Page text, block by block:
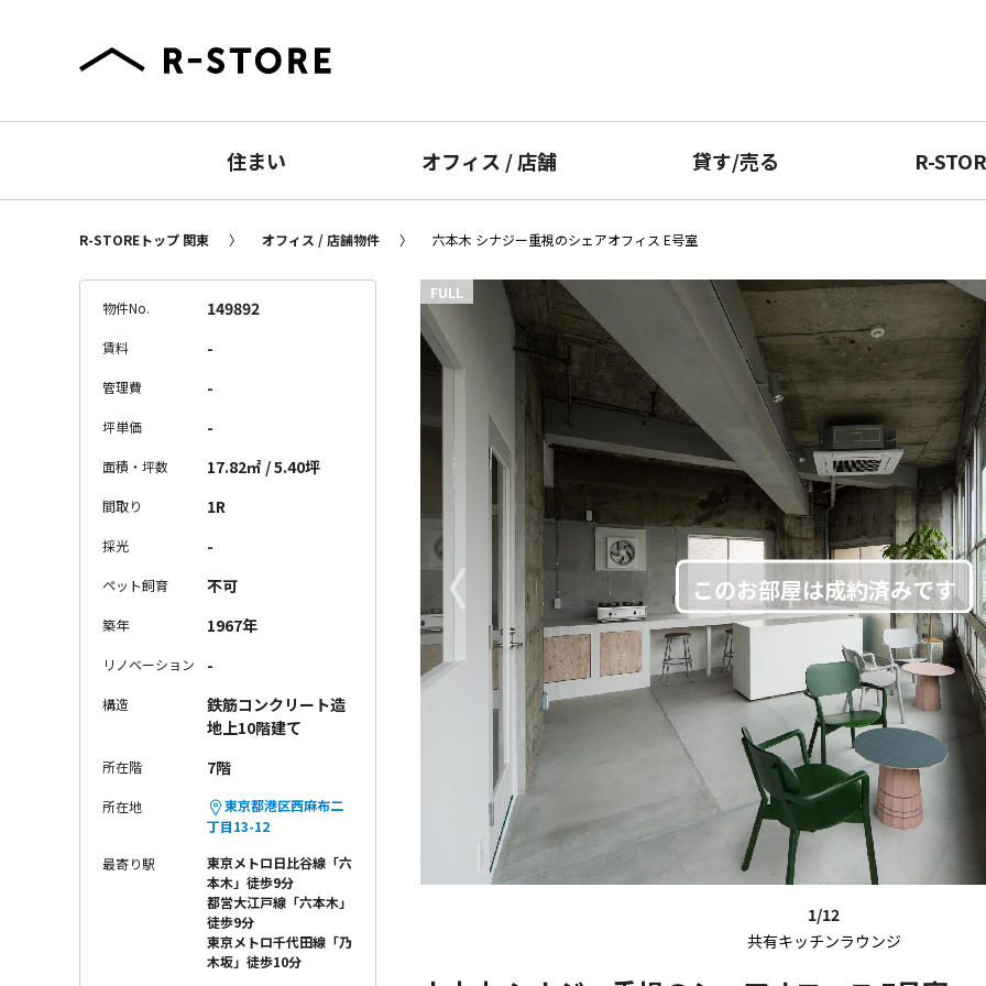
住まい オフィス /店舗 貸す/売る R-
R-STOREトップ 関東 オフィス / 店舗物件 六本木 シナジー重視のシェアオフィス E号室
1/12
共有キッチンラウンジ
〈
FULL
物件No. 149892
賃料 -
管理費 -
坪単価 -
面積・坪数 17.82㎡ / 5.40坪
間取り 1R
採光 -
ペット飼育 不可
築年 1967年
リノベーション -
構造
鉄筋コンクリート造
地上10階建て
所在階 7階
所在地
東京都港区西麻布二
丁目13-12
最寄り駅
東京メトロ日比谷線「六
本木」徒歩9分
都営大江戸線「六本木」
徒歩9分
東京メトロ千代田線「乃
木坂」徒歩10分